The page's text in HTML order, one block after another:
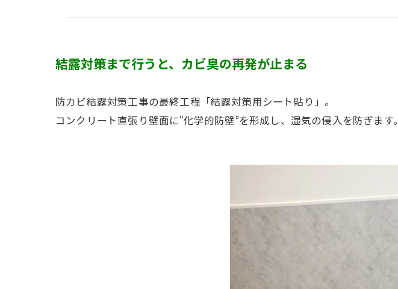
結露対策まで行うと、カビ臭の再発が止まる
防カビ結露対策工事の最終工程「結露対策用シート貼り」。
コンクリート直張り壁面に“化学的防壁”を形成し、湿気の侵入を防ぎます。